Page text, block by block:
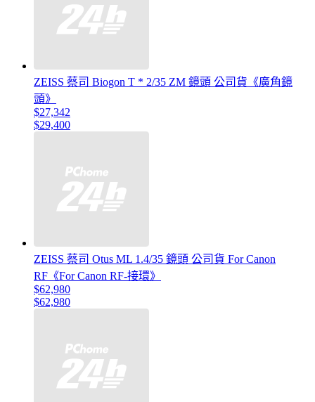
ZEISS 蔡司 Biogon T * 2/35 ZM 鏡頭 公司貨《廣角鏡
頭》
$27,342
$29,400
ZEISS 蔡司 Otus ML 1.4/35 鏡頭 公司貨 For Canon
RF《For Canon RF-接環》
$62,980
$62,980